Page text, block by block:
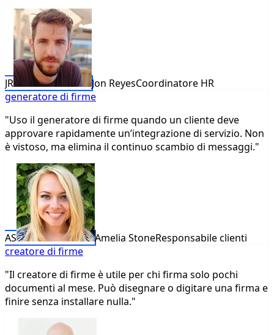
JR Jon ReyesCoordinatore HR
generatore di firme
"Uso il generatore di firme quando un cliente deve
approvare rapidamente un’integrazione di servizio. Non
è vistoso, ma elimina il continuo scambio di messaggi."
AS Amelia StoneResponsabile clienti
creatore di firme
"Il creatore di firme è utile per chi firma solo pochi
documenti al mese. Può disegnare o digitare una firma e
finire senza installare nulla."